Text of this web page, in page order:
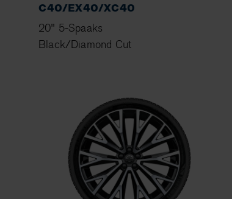
C40/EX40/XC40
20" 5-Spaaks
Black/Diamond Cut